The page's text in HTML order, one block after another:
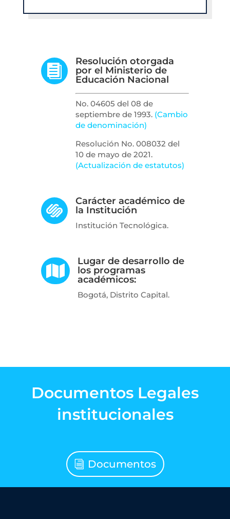

Resolución otorgada
por el Ministerio de
Educación Nacional
No. 04605 del 08 de
septiembre de 1993. (Cambio
de denominación)
Resolución No. 008032 del
10 de mayo de 2021.
(Actualización de estatutos)

Carácter académico de
la Institución
Institución Tecnológica.

Lugar de desarrollo de
los programas
académicos:
Bogotá, Distrito Capital.
Documentos Legales
institucionales
Documentos